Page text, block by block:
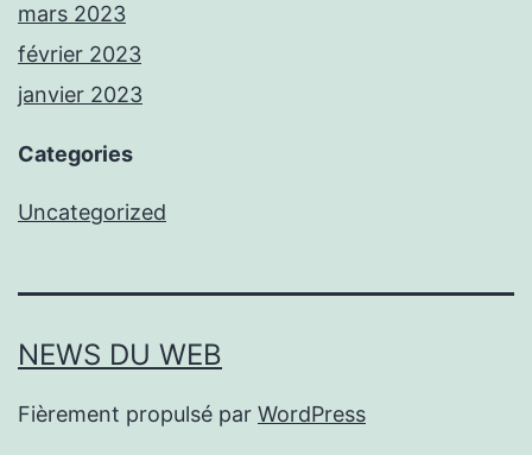
mars 2023
février 2023
janvier 2023
Categories
Uncategorized
NEWS DU WEB
Fièrement propulsé par WordPress